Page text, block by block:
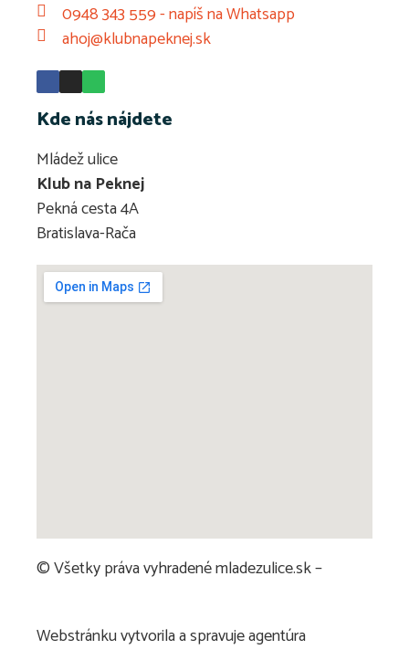
0948 343 559 - napíš na Whatsapp
ahoj@klubnapeknej.sk
Kde nás nájdete
Mládež ulice
Klub na Peknej
Pekná cesta 4A
Bratislava-Rača
© Všetky práva vyhradené mladezulice.sk –
Webstránku vytvorila a spravuje agentúra